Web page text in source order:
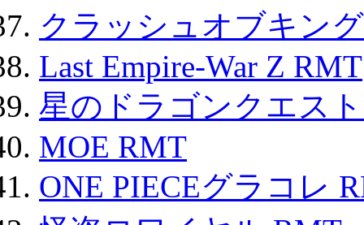
クラッシュオブキン
Last Empire-War Z RMT
星のドラゴンクエス
MOE RMT
ONE PIECEグラコレ